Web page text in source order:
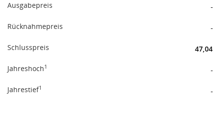
Ausgabepreis -
Rücknahmepreis -
Schlusspreis 47,04
Jahreshoch1 -
Jahrestief1 -